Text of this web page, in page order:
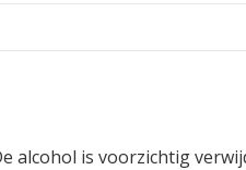
alcohol is voorzichtig